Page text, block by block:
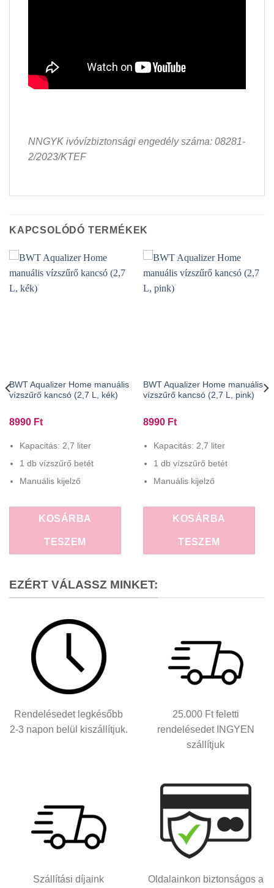
NNGYK ivóvízbiztonsági engedély száma: 08281-
2/2023/KTEF
KAPCSOLÓDÓ TERMÉKEK
BWT Aqualizer Home manuális
vízszűrő kancsó (2,7 L, kék)
8990 Ft
Kapacitás: 2,7 liter
1 db vízszűrő betét
Manuális kijelző
KOSÁRBA
TESZEM
BWT Aqualizer Home manuális
vízszűrő kancsó (2,7 L, pink)
8990 Ft
Kapacitás: 2,7 liter
1 db vízszűrő betét
Manuális kijelző
KOSÁRBA
TESZEM
EZÉRT VÁLASSZ MINKET:
Rendelésedet legkésőbb
2-3 napon belül kiszállítjuk.
25.000 Ft feletti
rendelésedet INGYEN
szállítjuk
Szállítási díjaink
Oldalainkon biztonságos a